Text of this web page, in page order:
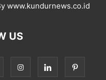
www.kundurnews.co.id
US